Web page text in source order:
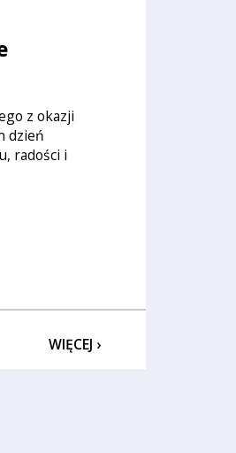
z okazji
dzień
radości i
WIĘCEJ ›